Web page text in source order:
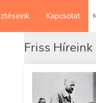
Kapcsolat
Friss Híreink